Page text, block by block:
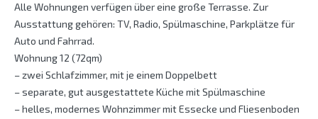
Alle Wohnungen verfügen über eine große Terrasse. Zur
Ausstattung gehören: TV, Radio, Spülmaschine, Parkplätze für
Auto und Fahrrad.
Wohnung 12 (72qm)
– zwei Schlafzimmer, mit je einem Doppelbett
– separate, gut ausgestattete Küche mit Spülmaschine
– helles, modernes Wohnzimmer mit Essecke und Fliesenboden